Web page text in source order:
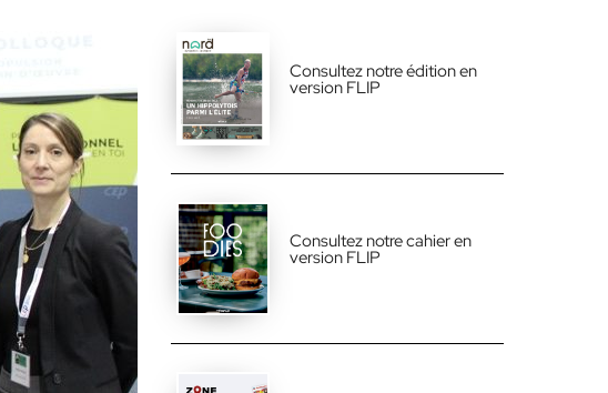
Consultez notre édition en
version FLIP
Consultez notre cahier en
version FLIP